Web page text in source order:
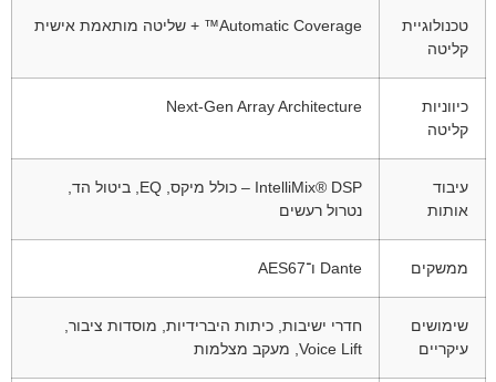
טכנולוגיית
קליטה
Automatic Coverage™ + שליטה מותאמת אישית
כיווניות
קליטה
Next-Gen Array Architecture
עיבוד
אותות
IntelliMix® DSP – כולל מיקס, EQ, ביטול הד,
נטרול רעשים
ממשקים Dante ו־AES67
שימושים
עיקריים
חדרי ישיבות, כיתות היברידיות, מוסדות ציבור,
Voice Lift, מעקב מצלמות